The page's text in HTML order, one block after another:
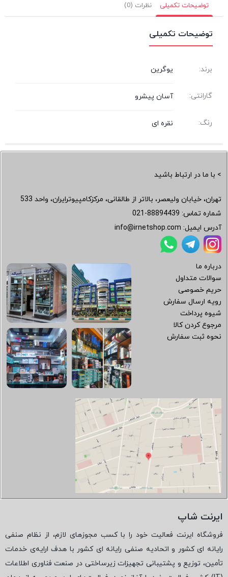
توضیحات تکمیلی نظرات (0)
توضیحات تکمیلی
برند: یوگرین
گارانتی: آسان پیشرو
رنگ: نقره ای
> با ما در ارتباط باشید
تهران، خیابان ولیعصر، بالاتر از طالقانی، مرکزکامپیوترایران، واحد 533
شماره تماس: 021-88894439
آدرس ایمیل: info@irnetshop.com
درباره ما
سوالات متداول
حریم خصوصی
رویه ارسال سفارش
شیوه پرداخت
مرجوع کردن کالا
نحوه ثبت سفارش
ایرنت شاپ
فروشگاه ایرنت فعالیت خود را با کسب مجوزهای لازم، از نظام صنفی
رایانه ای کشور و اتحادیه صنفی رایانه ای کشور با هدف ارایه‌ی خدمات
تأمین، توزیع و پشتیبانی تجهیزات زیرساختی در صنعت فناوری اطلاعات